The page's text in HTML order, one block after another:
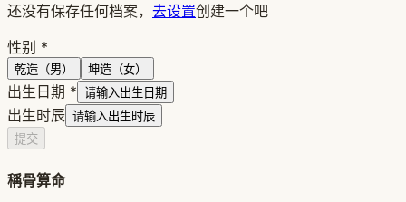
还没有保存任何档案， 去设置创建一个吧
性别 *
乾造（男） 坤造（女）
出生日期 * 请输入出生日期
出生时辰 请输入出生时辰
提交
稱骨算命